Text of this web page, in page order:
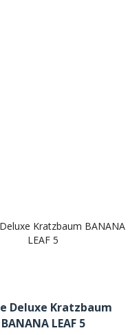
Deluxe Kratzbaum
BANANA LEAF 5